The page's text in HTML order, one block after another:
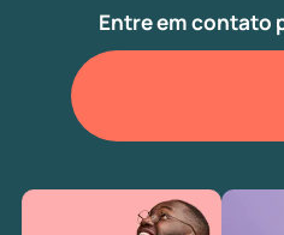
Entre em contato